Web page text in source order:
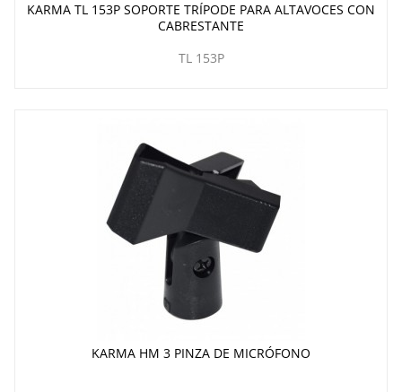
KARMA TL 153P SOPORTE TRÍPODE PARA ALTAVOCES CON
CABRESTANTE
TL 153P
KARMA HM 3 PINZA DE MICRÓFONO